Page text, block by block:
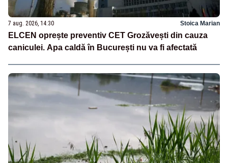
7 aug. 2026, 14:30 Stoica Marian
ELCEN oprește preventiv CET Grozăvești din cauza
caniculei. Apa caldă în București nu va fi afectată